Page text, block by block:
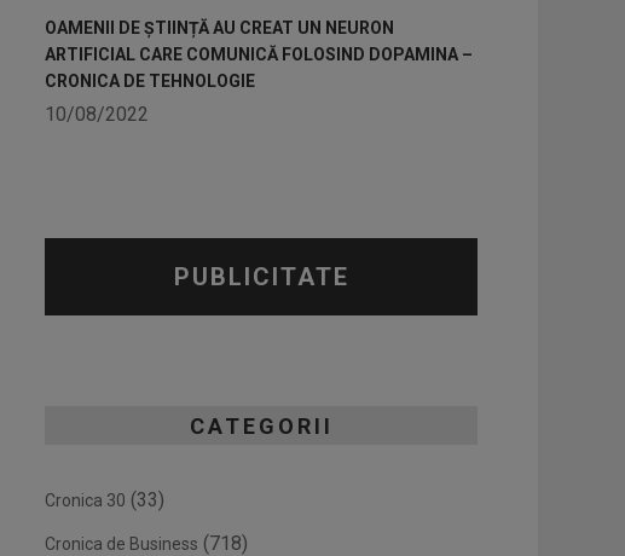
OAMENII DE ȘTIINȚĂ AU CREAT UN NEURON
ARTIFICIAL CARE COMUNICĂ FOLOSIND DOPAMINA –
CRONICA DE TEHNOLOGIE
10/08/2022
PUBLICITATE
CATEGORII
Cronica 30 (33)
Cronica de Business (718)